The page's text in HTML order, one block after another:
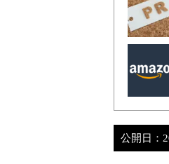
公開日：